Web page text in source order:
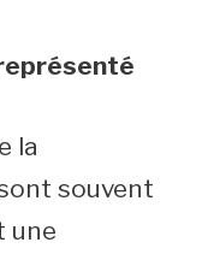
la
souvent
une